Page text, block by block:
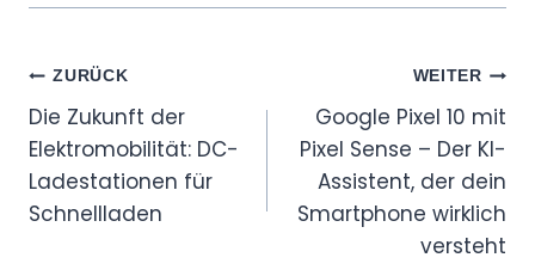
Beitragsnavigation
ZURÜCK
Die Zukunft der
Elektromobilität: DC-
Ladestationen für
Schnellladen
WEITER
Google Pixel 10 mit
Pixel Sense – Der KI-
Assistent, der dein
Smartphone wirklich
versteht